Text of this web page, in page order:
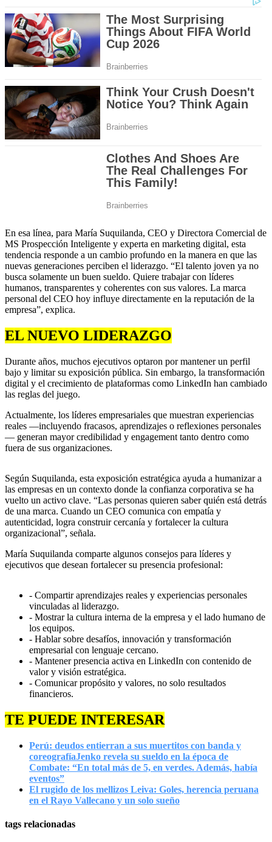
En esa línea, para María Suquilanda, CEO y Directora Comercial de
MS Prospección Inteligente y experta en marketing digital, esta
tendencia responde a un cambio profundo en la manera en que las
nuevas generaciones perciben el liderazgo. “El talento joven ya no
busca solamente un buen sueldo. Quiere trabajar con líderes
humanos, transparentes y coherentes con sus valores. La marca
personal del CEO hoy influye directamente en la reputación de la
empresa”, explica.
EL NUEVO LIDERAZGO
Durante años, muchos ejecutivos optaron por mantener un perfil
bajo y limitar su exposición pública. Sin embargo, la transformación
digital y el crecimiento de plataformas como LinkedIn han cambiado
las reglas del juego.
Actualmente, los líderes empresariales que muestran experiencias
reales —incluyendo fracasos, aprendizajes o reflexiones personales
— generan mayor credibilidad y engagement tanto dentro como
fuera de sus organizaciones.
Según Suquilanda, esta exposición estratégica ayuda a humanizar a
las empresas en un contexto donde la confianza corporativa se ha
vuelto un activo clave. “Las personas quieren saber quién está detrás
de una marca. Cuando un CEO comunica con empatía y
autenticidad, logra construir cercanía y fortalecer la cultura
organizacional”, señala.
María Suquilanda comparte algunos consejos para líderes y
ejecutivos que desean fortalecer su presencia profesional:
- Compartir aprendizajes reales y experiencias personales
vinculadas al liderazgo.
- Mostrar la cultura interna de la empresa y el lado humano de
los equipos.
- Hablar sobre desafíos, innovación y transformación
empresarial con lenguaje cercano.
- Mantener presencia activa en LinkedIn con contenido de
valor y visión estratégica.
- Comunicar propósito y valores, no solo resultados
financieros.
TE PUEDE INTERESAR
Perú: deudos entierran a sus muertitos con banda y
coreografíaJenko revela su sueldo en la época de
Combate: “En total más de 5, en verdes. Además, había
eventos”
El rugido de los mellizos Leiva: Goles, herencia peruana
en el Rayo Vallecano y un solo sueño
tags relacionadas